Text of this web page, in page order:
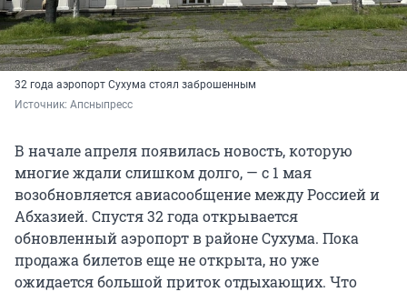
32 года аэропорт Сухума стоял заброшенным
Источник: Апсныпресс
В начале апреля появилась новость, которую
многие ждали слишком долго, — с 1 мая
возобновляется авиасообщение между Россией и
Абхазией. Спустя 32 года открывается
обновленный аэропорт в районе Сухума. Пока
продажа билетов еще не открыта, но уже
ожидается большой приток отдыхающих. Что